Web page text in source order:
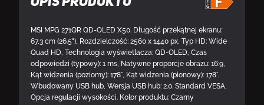
MSI MPG 271QR QD-OLED X50. Długość przekątnej ekranu:
67,3 cm (26.5"), Rozdzielczość: 2560 x 1440 px, Typ HD: Wide
Quad HD, Technologia wyświetlacza: QD-OLED, Czas
odpowiedzi (typowy): 1 ms, Natywne proporcje obrazu: 16:9,
Kąt widzenia (poziomy): 178°, Kąt widzenia (pionowy): 178°.
Wbudowany USB hub, Wersja USB hub: 2.0. Standard VESA,
Opcja regulacji wysokości. Kolor produktu: Czarny